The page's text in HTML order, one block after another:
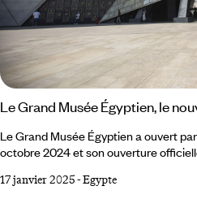
Le Grand Musée Égyptien, le
Le Grand Musée Égyptien a ouvert
octobre 2024 et son ouverture
patrimoine culturel égyptien et fait
17 janvier 2025-Egypte